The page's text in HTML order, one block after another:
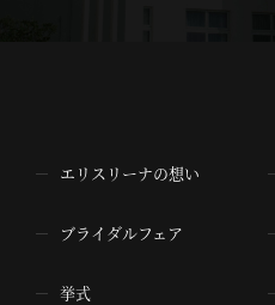
エリスリーナの想い
ブライダルフェア
挙式